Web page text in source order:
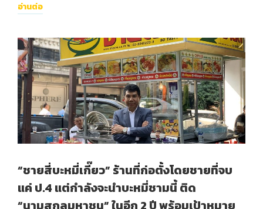
อ่านต่อ
“ชายสี่บะหมี่เกี๊ยว” ร้านที่ก่อตั้งโดยชายที่จบ
แค่ ป.4 แต่กำลังจะนำบะหมี่ชามนี้ ติด
“นามสกุลมหาชน” ในอีก 2 ปี พร้อมเป้าหมาย